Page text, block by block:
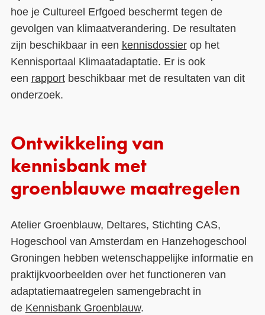
hoe je Cultureel Erfgoed beschermt tegen de
gevolgen van klimaatverandering. De resultaten
zijn beschikbaar in een kennisdossierop het
Kennisportaal Klimaatadaptatie. Er is ook
een rapportbeschikbaar met de resultaten van dit
onderzoek.
Ontwikkeling van
kennisbank met
groenblauwe maatregelen
Atelier Groenblauw, Deltares, Stichting CAS,
Hogeschool van Amsterdam en Hanzehogeschool
Groningen hebben wetenschappelijke informatie en
praktijkvoorbeelden over het functioneren van
adaptatiemaatregelen samengebracht in
de Kennisbank Groenblauw.